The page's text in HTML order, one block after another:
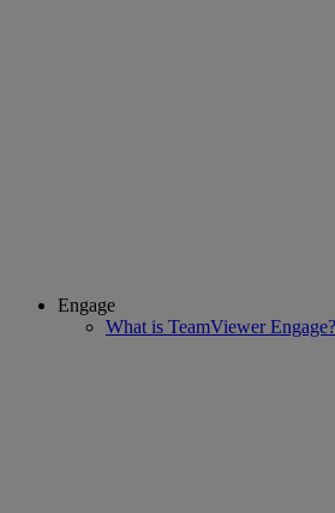
Engage
What is TeamViewer Engage?